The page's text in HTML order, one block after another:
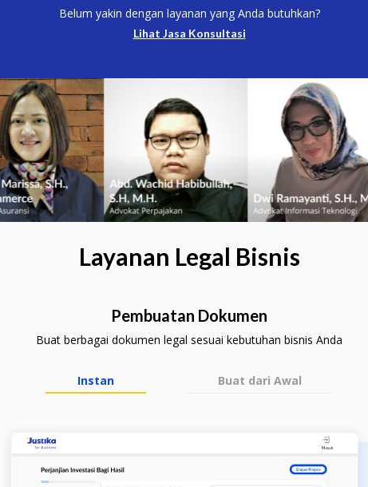
Belum yakin dengan layanan yang Anda butuhkan?
Lihat Jasa Konsultasi
Layanan Legal Bisnis
Pembuatan Dokumen
Buat berbagai dokumen legal sesuai kebutuhan bisnis Anda
Instan Buat dari Awal